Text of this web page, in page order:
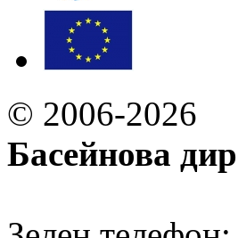
© 2006-2026
Басейнова